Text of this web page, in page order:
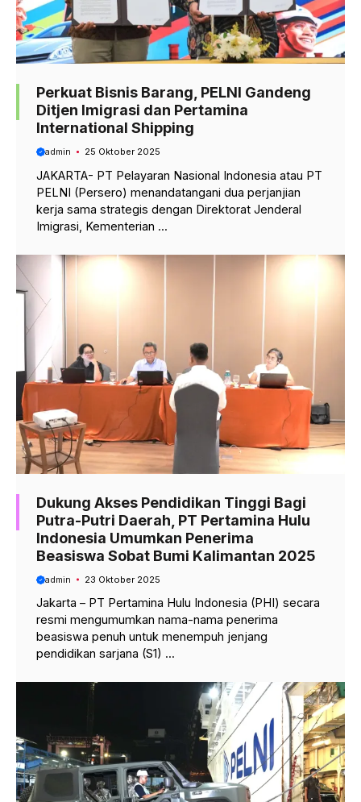
Perkuat Bisnis Barang, PELNI Gandeng
Ditjen Imigrasi dan Pertamina
International Shipping
admin 25 Oktober 2025
JAKARTA- PT Pelayaran Nasional Indonesia atau PT
PELNI (Persero) menandatangani dua perjanjian
kerja sama strategis dengan Direktorat Jenderal
Imigrasi, Kementerian ...
Dukung Akses Pendidikan Tinggi Bagi
Putra-Putri Daerah, PT Pertamina Hulu
Indonesia Umumkan Penerima
Beasiswa Sobat Bumi Kalimantan 2025
admin 23 Oktober 2025
Jakarta – PT Pertamina Hulu Indonesia (PHI) secara
resmi mengumumkan nama-nama penerima
beasiswa penuh untuk menempuh jenjang
pendidikan sarjana (S1) ...